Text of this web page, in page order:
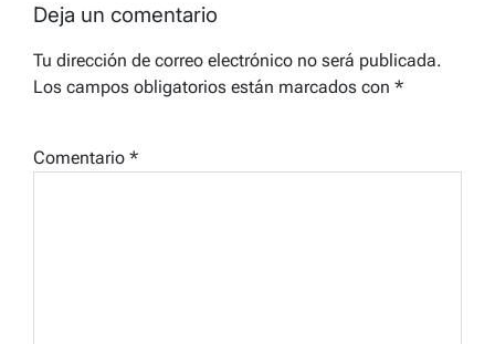
Deja un comentario
Tu dirección de correo electrónico no será publicada.
Los campos obligatorios están marcados con *
Comentario *